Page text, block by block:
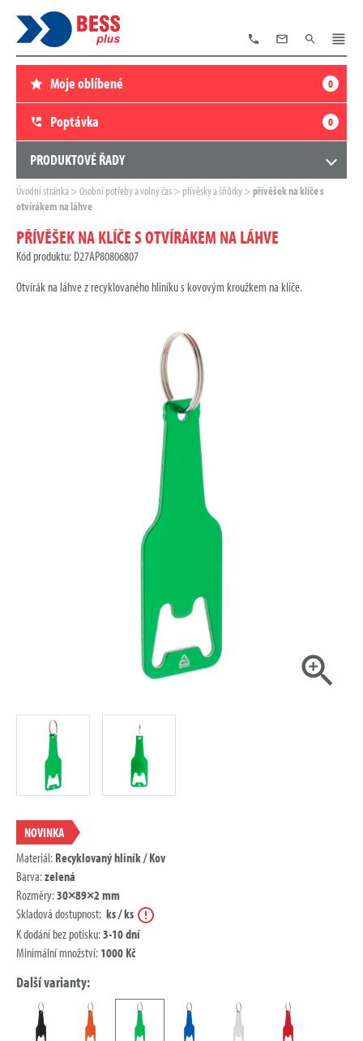
TELEFON
E-
MAIL
VYHLEDÁVÁNÍ
MENU
Moje oblíbené 0
Poptávka 0
PRODUKTOVÉ ŘADY
Zde
se
Úvodní stránka Osobní potřeby a volný čas přívěsky a šňůrky
přívěšek na klíče s
otvírákem na láhve
PŘÍVĚŠEK NA KLÍČE S OTVÍRÁKEM NA LÁHVE
Kód produktu: D27AP80806807
Otvírák na láhve z recyklovaného hliníku s kovovým kroužkem na klíče.
NOVINKA
Materiál: Recyklovaný hliník / Kov
Barva:zelená
Rozměry:30×89×2 mm
Skladová dostupnost: ks / ks
K dodání bez potisku:3-10 dní
Minimální množství:1000 Kč
Další varianty: